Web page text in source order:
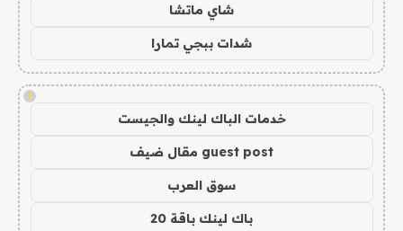
شاي ماتشا
شدات ببجي تمارا
!
خدمات الباك لينك والجيست
guest post مقال ضيف
سوق العرب
باك لينك باقة 20